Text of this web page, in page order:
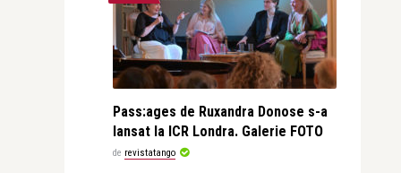
Pass:ages de Ruxandra Donose s-a
lansat la ICR Londra. Galerie FOTO
de revistatango